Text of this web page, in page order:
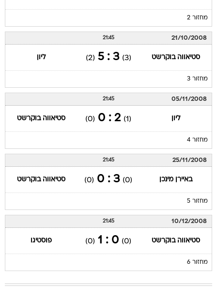
מחזור 2
21/10/2008
21:45
סטיאווה בוקרשט (3)
3 : 5
(2) ליון
מחזור 3
05/11/2008
21:45
ליון (1)
2 : 0
(0) סטיאווה בוקרשט
מחזור 4
25/11/2008
21:45
באיירן מינכן (0)
3 : 0
(0) סטיאווה בוקרשט
מחזור 5
10/12/2008
21:45
סטיאווה בוקרשט (0)
0 : 1
(0) פוסטיגו
מחזור 6